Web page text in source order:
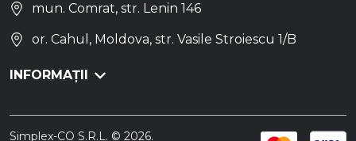
mun. Comrat, str. Lenin 146
or. Cahul, Moldova, str. Vasile Stroiescu 1/B
INFORMAȚII
Simplex-CO S.R.L. © 2026.